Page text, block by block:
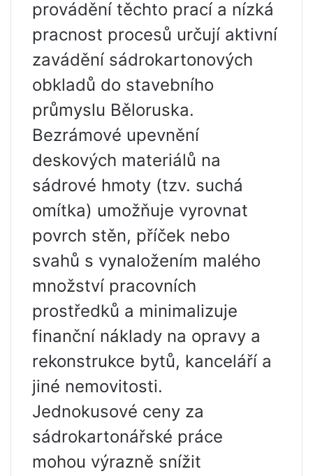
provádění těchto prací a nízká
pracnost procesů určují aktivní
zavádění sádrokartonových
obkladů do stavebního
průmyslu Běloruska.
Bezrámové upevnění
deskových materiálů na
sádrové hmoty (tzv. suchá
omítka) umožňuje vyrovnat
povrch stěn, příček nebo
svahů s vynaložením malého
množství pracovních
prostředků a minimalizuje
finanční náklady na opravy a
rekonstrukce bytů, kanceláří a
jiné nemovitosti.
Jednokusové ceny za
sádrokartonářské práce
mohou výrazně snížit